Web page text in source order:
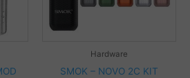
Hardware
SMOK – NOVO 2C KIT